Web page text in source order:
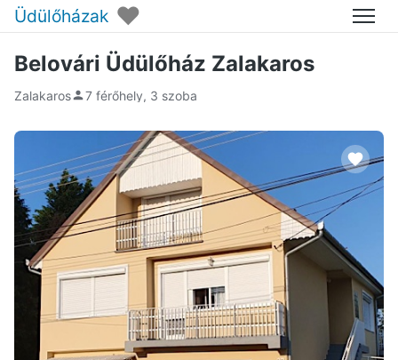
Üdülőházak ♥ Menü
Belovári Üdülőház Zalakaros
Zalakaros 7 férőhely, 3 szoba